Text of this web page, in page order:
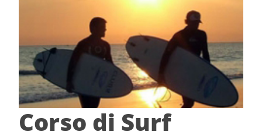
Corso di Surf